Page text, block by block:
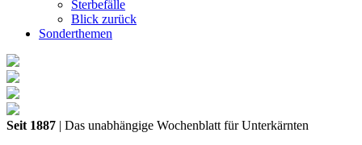
Sterbefälle
Blick zurück
Sonderthemen
Seit 1887 | Das unabhängige Wochenblatt für Unterkärnten